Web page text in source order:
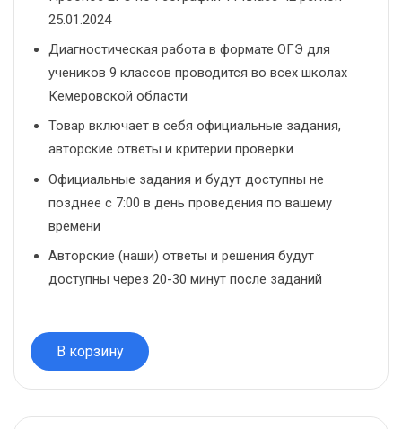
25.01.2024
Диагностическая работа в формате ОГЭ для
учеников 9 классов проводится во всех школах
Кемеровской области
Товар включает в себя официальные задания,
авторские ответы и критерии проверки
Официальные задания и будут доступны не
позднее с 7:00 в день проведения по вашему
времени
Авторские (наши) ответы и решения будут
доступны через 20-30 минут после заданий
В корзину